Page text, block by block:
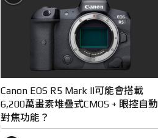
Canon EOS R5 Mark II可能會搭載
6,200萬畫素堆疊式CMOS + 眼控自動
對焦功能？